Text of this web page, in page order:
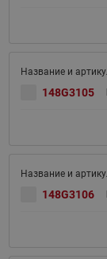
148G3105
148G3106